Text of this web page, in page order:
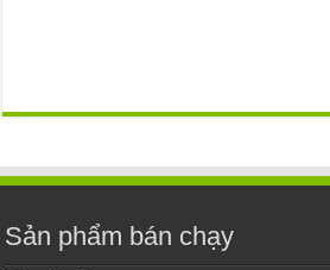
Sản phẩm bán chạy